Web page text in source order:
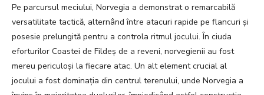
Pe parcursul meciului, Norvegia a demonstrat o remarcabilă
versatilitate tactică, alternând între atacuri rapide pe flancuri și
posesie prelungită pentru a controla ritmul jocului. În ciuda
eforturilor Coastei de Fildeș de a reveni, norvegienii au fost
mereu periculoși la fiecare atac. Un alt element crucial al
jocului a fost dominația din centrul terenului, unde Norvegia a